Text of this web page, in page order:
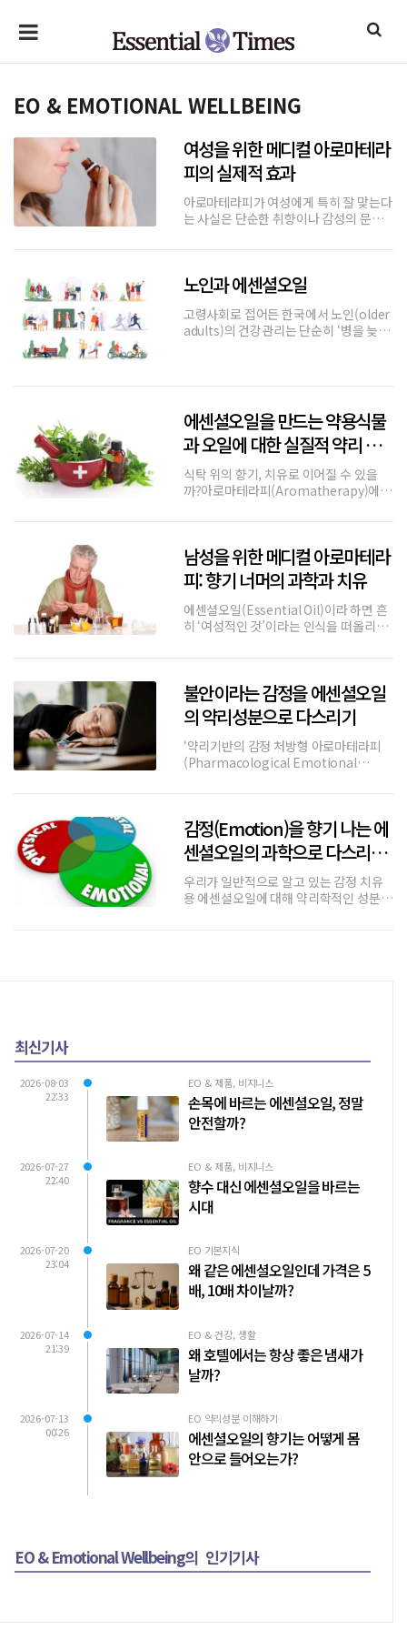
EO & EMOTIONAL WELLBEING
여성을 위한 메디컬 아로마테라
피의 실제적 효과
아로마테라피가 여성에게 특히 잘 맞는다
는 사실은 단순한 취향이나 감성의 문제
70~85%가 여성(women)으로 나타난
노인과 에센셜오일
고령사회로 접어든 한국에서 노인(older
adults)의 건강관리는 단순히 ‘병을 늦추
에센셜오일을 만드는 약용식물
과 오일에 대한 실질적 약리 효
과에 대한 고찰
식탁 위의 향기, 치유로 이어질 수 있을
까?아로마테라피(Aromatherapy)에서
추출된다. 예를 들어 바질(Basil), 로즈마
리(R
남성을 위한 메디컬 아로마테라
피: 향기 너머의 과학과 치유
에센셜오일(Essential Oil)이라 하면 흔
히 ‘여성적인 것’이라는 인식을 떠올리는
성 중심의 소비 시장에서 확장되어 왔다.
그러나 식물의 생화
불안이라는 감정을 에센셜오일
의 약리성분으로 다스리기
‘약리기반의 감정 처방형 아로마테라피
(Pharmacological Emotional
를 넘어, 불안을 원인 별로
감정(Emotion)을 향기 나는 에
센셜오일의 과학으로 다스리는
방법
우리가 일반적으로 알고 있는 감정 치유
용 에센셜오일에 대해 약리학적인 성분
최신기사
2026-08-03
22:33
EO & 제품, 비지니스
손목에 바르는 에센셜오일, 정말
안전할까?
2026-07-27
22:40
EO & 제품, 비지니스
향수 대신 에센셜오일을 바르는
시대
2026-07-20
23:04
EO 기본지식
왜 같은 에센셜오일인데 가격은 5
배, 10배 차이날까?
2026-07-14
21:39
EO & 건강, 생활
왜 호텔에서는 항상 좋은 냄새가
날까?
2026-07-13
00:26
EO 약리성분 이해하기
에센셜오일의 향기는 어떻게 몸
안으로 들어오는가?
EO & Emotional Wellbeing의 인기기사